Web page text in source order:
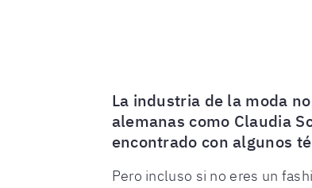
La industria de la moda
alemanas como Claudia
encontrado con algunos
Pero incluso si no eres un